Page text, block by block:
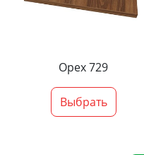
Орех 729
Выбрать